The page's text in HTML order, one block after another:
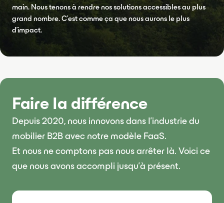
main. Nous tenons à rendre nos solutions accessibles au plus
grand nombre. C'est comme ça que nous aurons le plus
d'impact.
Faire la différence
Depuis 2020, nous innovons dans l’industrie du
mobilier B2B avec notre modèle FaaS.
Et nous ne comptons pas nous arrêter là. Voici ce
que nous avons accompli jusqu’à présent.